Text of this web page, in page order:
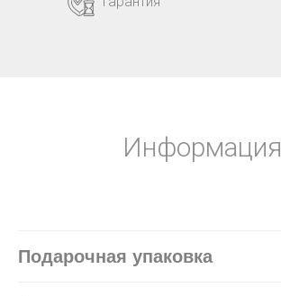
Информация
Подарочная упаковка